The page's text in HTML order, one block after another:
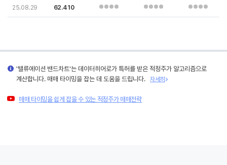
25.08.29 62.410
'밸류에이션 밴드차트'는 데이터히어로가 특허를 받은 적정주가 알고리즘으로
계산합니다. 매매 타이밍을 잡는 데 도움을 드립니다.
자세히
매매 타이밍을 쉽게 잡을 수 있는 적정주가 매매전략